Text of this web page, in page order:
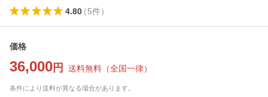
4.80（5件）
価格
36,000 円 送料無料 （全国一律）
条件により送料が異なる場合があります。